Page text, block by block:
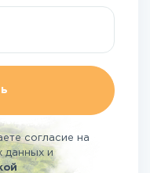
согласие на
данных и